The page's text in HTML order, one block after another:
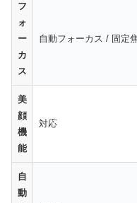
フ
ォ
ー
カ
ス
自動フォーカス / 固定
美
顔
機
能
対応
自
動